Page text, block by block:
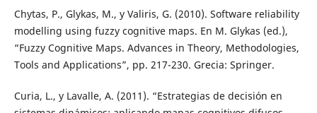
Chytas, P., Glykas, M., y Valiris, G. (2010). Software reliability
modelling using fuzzy cognitive maps. En M. Glykas (ed.),
“Fuzzy Cognitive Maps. Advances in Theory, Methodologies,
Tools and Applications”, pp. 217-230. Grecia: Springer.
Curia, L., y Lavalle, A. (2011). “Estrategias de decisión en